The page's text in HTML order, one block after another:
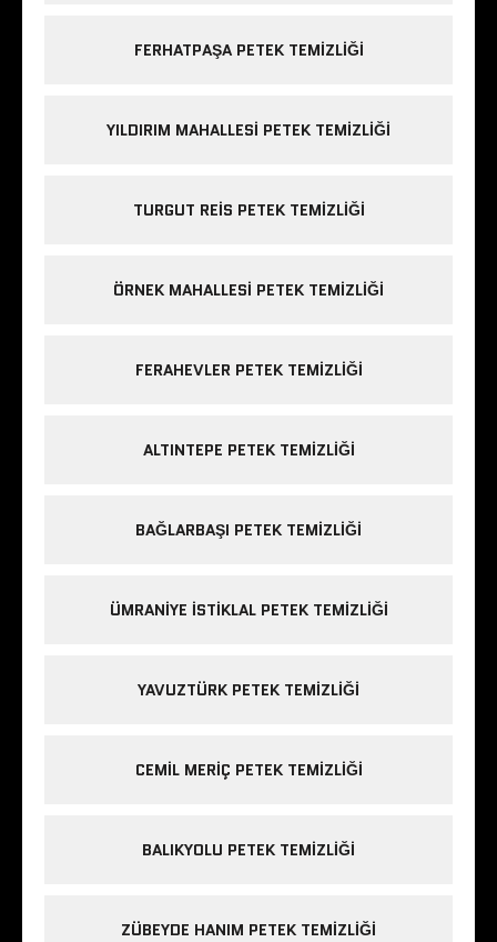
FERHATPAŞA PETEK TEMIZLIĞI
YILDIRIM MAHALLESI PETEK TEMIZLIĞI
TURGUT REIS PETEK TEMIZLIĞI
ÖRNEK MAHALLESI PETEK TEMIZLIĞI
FERAHEVLER PETEK TEMIZLIĞI
ALTINTEPE PETEK TEMIZLIĞI
BAĞLARBAŞI PETEK TEMIZLIĞI
ÜMRANIYE ISTIKLAL PETEK TEMIZLIĞI
YAVUZTÜRK PETEK TEMIZLIĞI
CEMIL MERIÇ PETEK TEMIZLIĞI
BALIKYOLU PETEK TEMIZLIĞI
ZÜBEYDE HANIM PETEK TEMIZLIĞI